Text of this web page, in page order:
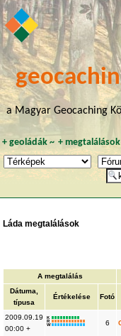
a Magyar Geocaching
+ geoládák~ +megtalálások
Láda megtalálások
A megtalálás
Dátuma,
típusa
Értékelése Fotó
2009.09.19
00:00 +
K
R
W
6